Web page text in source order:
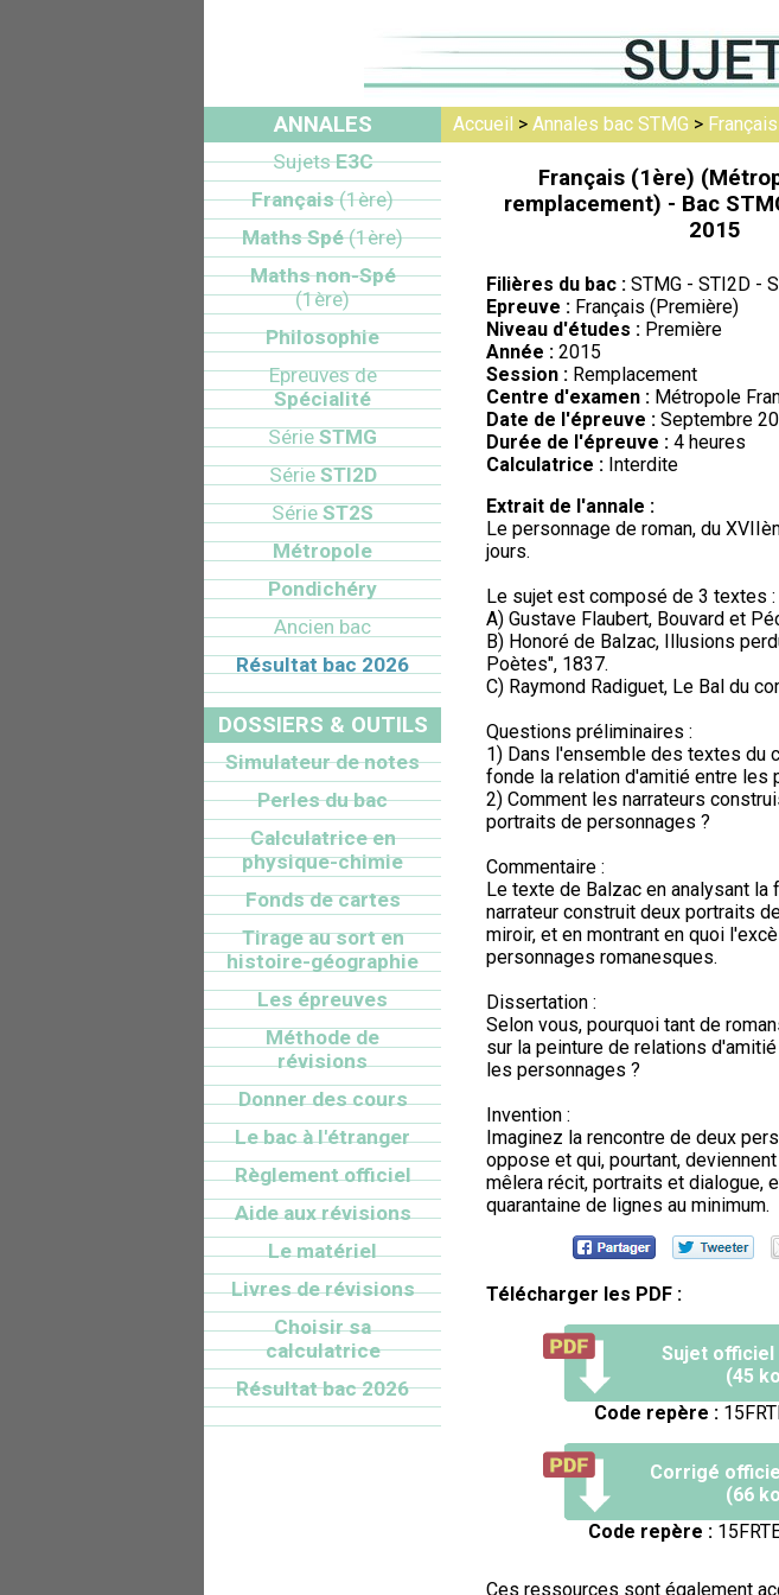
Accueil > Annales bac STMG >
Français (1ère)
remplacement) - Bac
2015
Filières du bac : STMG - STI2D -
Epreuve : Français (Première)
Niveau d'études : Première
Année : 2015
Session : Remplacement
Centre d'examen : Métropole
Date de l'épreuve : Septembre
Durée de l'épreuve : 4 heures
Calculatrice : Interdite
Extrait de l'annale :
Le personnage de roman, du
jours.
Le sujet est composé de 3 textes :
A) Gustave Flaubert, Bouvard et
B) Honoré de Balzac, Illusions
Poètes", 1837.
C) Raymond Radiguet, Le Bal du
Questions préliminaires :
1) Dans l'ensemble des textes du
fonde la relation d'amitié entre les
2) Comment les narrateurs
portraits de personnages ?
Commentaire :
Le texte de Balzac en analysant la
narrateur construit deux portraits
miroir, et en montrant en quoi
personnages romanesques.
Dissertation :
Selon vous, pourquoi tant de
sur la peinture de relations
les personnages ?
Invention :
Imaginez la rencontre de deux
oppose et qui, pourtant,
mêlera récit, portraits et dialogue,
quarantaine de lignes au minimum.
Télécharger les PDF :
Sujet officiel
(45
Code repère :
Corrigé
(66
Code repère :
Ces ressources sont également
ANNALES
SujetsE3C
Français(1ère)
Maths Spé(1ère)
Maths non-Spé
(1ère)
Philosophie
Epreuves de
Spécialité
Série STMG
SérieSTI2D
Série ST2S
Métropole
Pondichéry
Ancien bac
Résultat bac 2026
DOSSIERS & OUTILS
Simulateur de notes
Perles du bac
Calculatrice en
physique-chimie
Fonds de cartes
Tirage au sort en
histoire-géographie
Les épreuves
Méthode de
révisions
Donner des cours
Le bac à l'étranger
Règlement officiel
Aide aux révisions
Le matériel
Livres de révisions
Choisir sa
calculatrice
Résultat bac 2026